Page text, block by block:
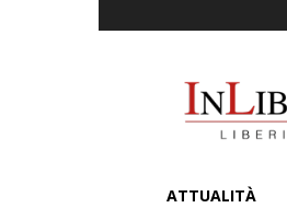
ATTUALITÀ